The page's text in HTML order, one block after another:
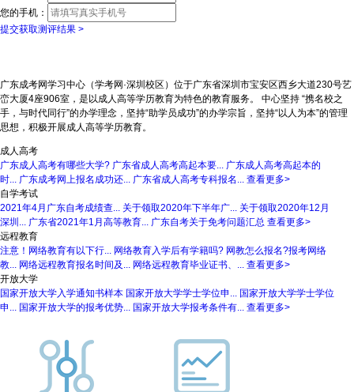
您的手机：
提交获取测评结果 >
广东成考网学习中心（学考网·深圳校区）位于广东省深圳市宝安区西乡大道230号艺
峦大厦4座906室，是以成人高等学历教育为特色的教育服务。 中心坚持 “携名校之
手，与时代同行”的办学理念，坚持“助学员成功”的办学宗旨，坚持“以人为本”的管理
思想，积极开展成人高等学历教育。
成人高考
广东成人高考有哪些大学? 广东省成人高考高起本要... 广东成人高考高起本的
时... 广东成考网上报名成功还... 广东省成人高考专科报名... 查看更多>
自学考试
2021年4月广东自考成绩查... 关于领取2020年下半年广... 关于领取2020年12月
深圳... 广东省2021年1月高等教育... 广东自考关于免考问题汇总 查看更多>
远程教育
注意！网络教育有以下行... 网络教育入学后有学籍吗? 网教怎么报名?报考网络
教... 网络远程教育报名时间及... 网络远程教育毕业证书、... 查看更多>
开放大学
国家开放大学入学通知书样本 国家开放大学学士学位申... 国家开放大学学士学位
申... 国家开放大学的报考优势... 国家开放大学报考条件有... 查看更多>